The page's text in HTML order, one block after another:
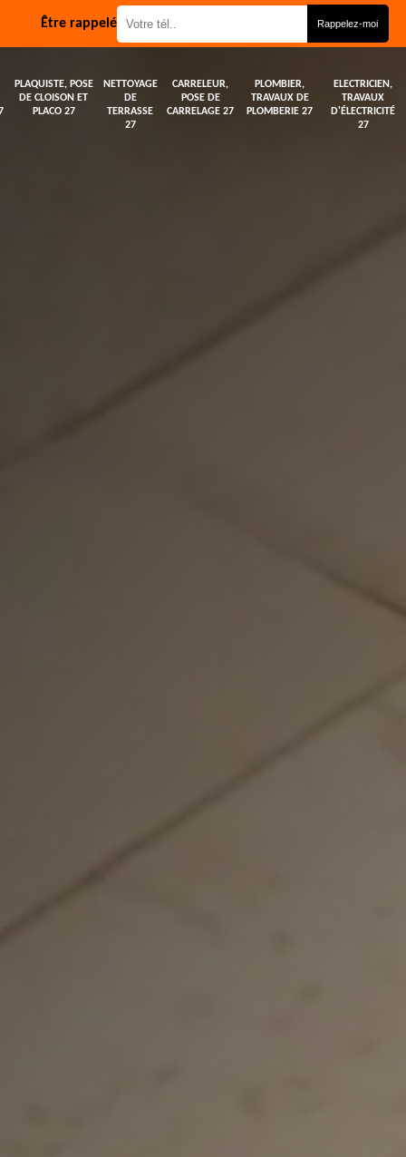
Être rappelé
PLAQUISTE, POSE
DE CLOISON ET
PLACO 27
NETTOYAGE
DE
TERRASSE
27
CARRELEUR,
POSE DE
CARRELAGE 27
PLOMBIER,
TRAVAUX DE
PLOMBERIE 27
ELECTRICIEN,
TRAVAUX
D'ÉLECTRICITÉ
27